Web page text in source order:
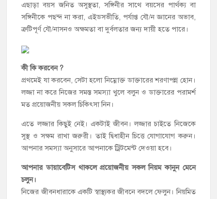
এছাড়া বয়স জনিত অসুস্থতা, সঙ্গিনীর সাথে বয়সের পার্থক্য বা
সঙ্গিনীকে পছন্দ না করা, এইডসভীতি, পর্যাপ্ত যৌ/ন জ্ঞানের অভাব,
ত্রুটিপূর্ণ যৌ/নাসনও অক্ষমতা বা দুর্বলতার জন্য দায়ী হতে পারে।
কী কি করবেন ?
প্রথমেই যা করবেন, সেটা হলো নিম্নোক্ত ডাক্তারের শরণাপন্ন হোন।
লজ্জা না করে নিজের সমস্ত সমস্যা খুলে বলুন ও ডাক্তারের পরামর্শ
মত প্রয়োজনীয় সকল চিকিৎসা নিন।
এতে লজ্জার কিছুই নেই। একটাই জীবন। লজ্জার চাইতে নিজেকে
সুস্থ ও সক্ষম রাখা জরুরী। তাই দ্বিধাহীন চিত্তে যোগাযোগ করুন।
আপনার সমস্যা অনুসারে আপনাকে ট্রিটমেন্ট দেওয়া হবে।
আপনার ডায়াবেটিস থাকলে প্রয়োজনীয় সকল নিয়ম কানুন মেনে
চলুন।
নিজের জীবনধারাকে একটি স্বাস্থ্যকর জীবনে বদলে ফেলুন। নিয়মিত